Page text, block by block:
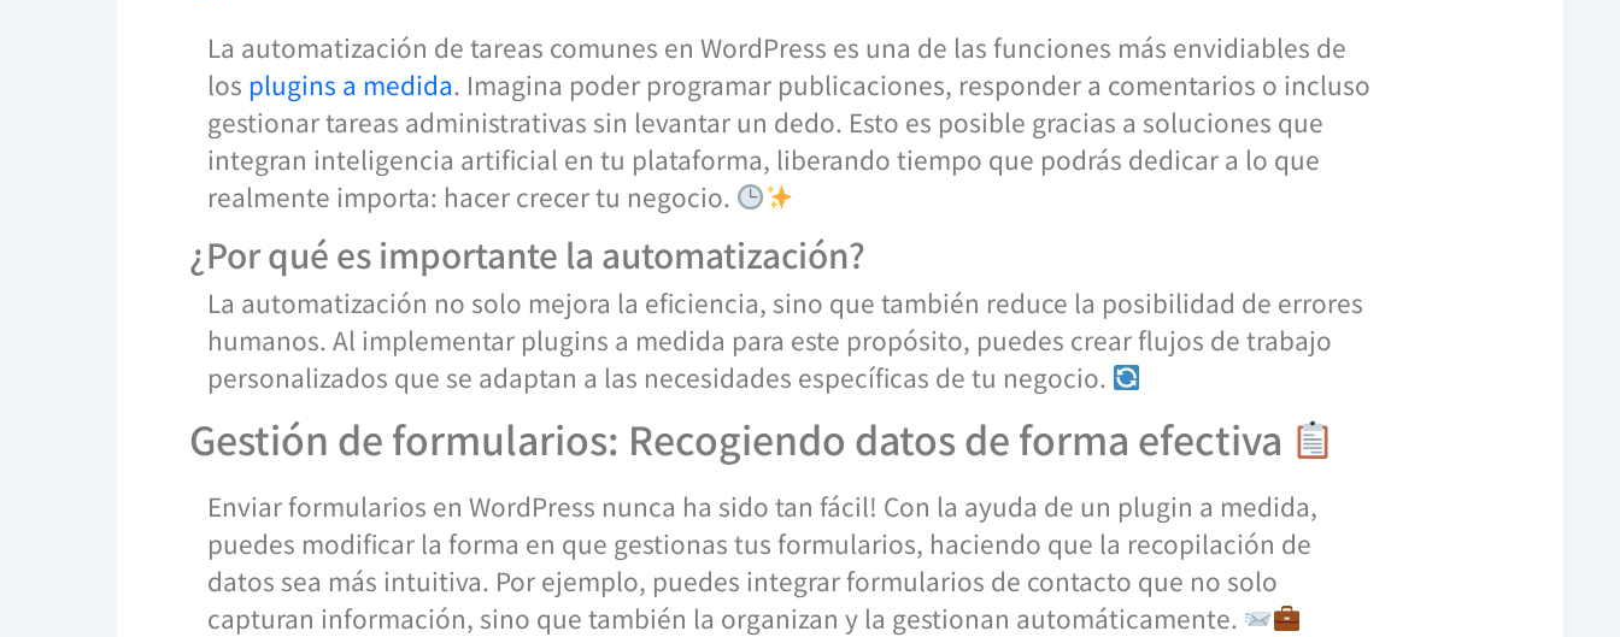
La automatización de tareas comunes en WordPress es una de las funciones más envidiables de
los plugins a medida. Imagina poder programar publicaciones, responder a comentarios o incluso
gestionar tareas administrativas sin levantar un dedo. Esto es posible gracias a soluciones que
integran inteligencia artificial en tu plataforma, liberando tiempo que podrás dedicar a lo que
realmente importa: hacer crecer tu negocio.
¿Por qué es importante la automatización?
La automatización no solo mejora la eficiencia, sino que también reduce la posibilidad de errores
humanos. Al implementar plugins a medida para este propósito, puedes crear flujos de trabajo
personalizados que se adaptan a las necesidades específicas de tu negocio.
Gestión de formularios: Recogiendo datos de forma efectiva
Enviar formularios en WordPress nunca ha sido tan fácil! Con la ayuda de un plugin a medida,
puedes modificar la forma en que gestionas tus formularios, haciendo que la recopilación de
datos sea más intuitiva. Por ejemplo, puedes integrar formularios de contacto que no solo
capturan información, sino que también la organizan y la gestionan automáticamente.